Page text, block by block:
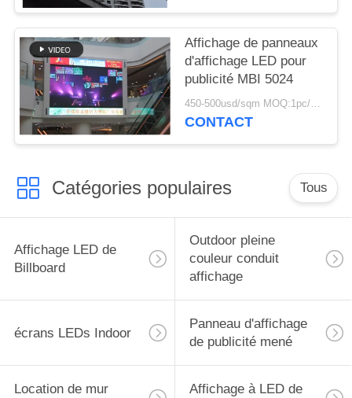
Affichage de panneaux
d'affichage LED pour
publicité MBI 5024
450-500usd/sqm MOQ:1pc/1sqm
CONTACT
Catégories populaires Tous
Affichage LED de
Billboard
Outdoor pleine
couleur conduit
affichage
écrans LEDs Indoor
Panneau d'affichage
de publicité mené
Location de mur Affichage à LED de